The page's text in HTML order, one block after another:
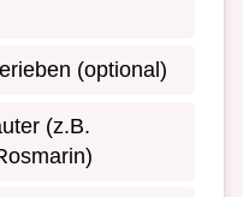
(optional)
(z.B.